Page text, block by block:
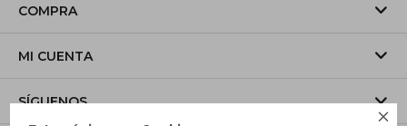

COMPRA
MI CUENTA
SÍGUENOS